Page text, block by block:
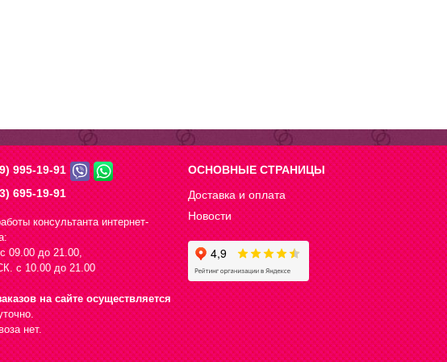
995-19-91
695-19-91
консультанта интернет-
09.00 до 21.00,
с 10.00 до 21.00
на сайте осуществляется
нет.
ОСНОВНЫЕ СТРАНИЦЫ
Доставка и оплата
Новости